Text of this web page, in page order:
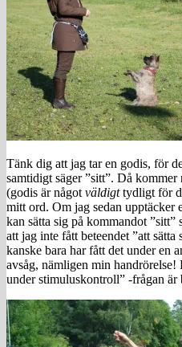
Tänk dig att jag tar en godis, för
samtidigt säger ”sitt”. Då
(godis är något väldigttydligt för
mitt ord. Om jag sedan upptäcker
kan sätta sig på kommandot
att jag inte fått beteendet ”att
kanske bara har fått det under en
avsåg, nämligen min handrörelse!
under stimuluskontroll” -frågan är